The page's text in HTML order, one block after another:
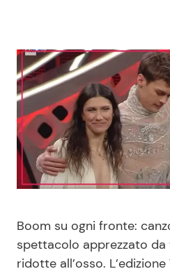
News Spettacolo
Benessere
Casa
Moda e Style
Mondo Mamma
Boom su ogni fronte:
spettacolo apprezzato
ridotte all’osso.